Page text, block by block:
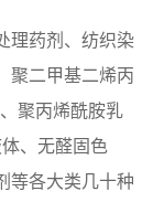
理药剂、纺织染
聚二甲基二烯丙
聚丙烯酰胺乳
、无醛固色
等各大类几十种